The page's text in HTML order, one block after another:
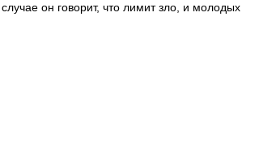
случае он говорит, что лимит зло, и молодых